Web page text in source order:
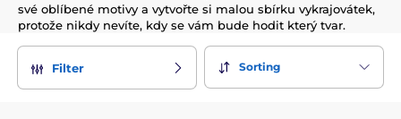
své oblíbené motivy a vytvořte si malou sbírku vykrajovátek,
protože nikdy nevíte, kdy se vám bude hodit který tvar.
Filter Sorting